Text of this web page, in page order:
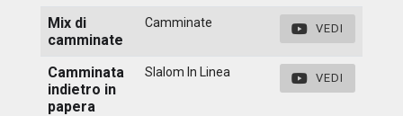
Mix di
camminate
Camminate VEDI
Camminata
indietro in
papera
Slalom In Linea VEDI